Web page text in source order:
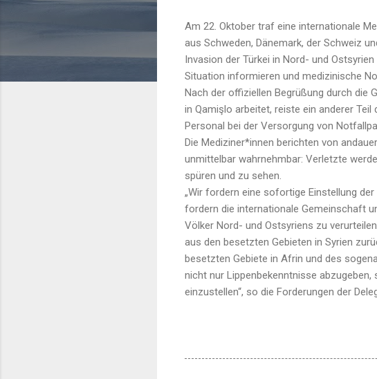
Am 22. Oktober traf eine internationale
aus Schweden, Dänemark, der Schweiz
Invasion der Türkei in Nord- und
Situation informieren und medizinische
Nach der offiziellen Begrüßung durch die
in Qamişlo arbeitet, reiste ein anderer
Personal bei der Versorgung von
Die Mediziner*innen berichten von
unmittelbar wahrnehmbar: Verletzte
spüren und zu sehen.
„Wir fordern eine sofortige Einstellung
fordern die internationale Gemeinschaft
Völker Nord- und Ostsyriens zu
aus den besetzten Gebieten in Syrien
besetzten Gebiete in Afrin und des
nicht nur Lippenbekenntnisse
einzustellen“, so die Forderungen der